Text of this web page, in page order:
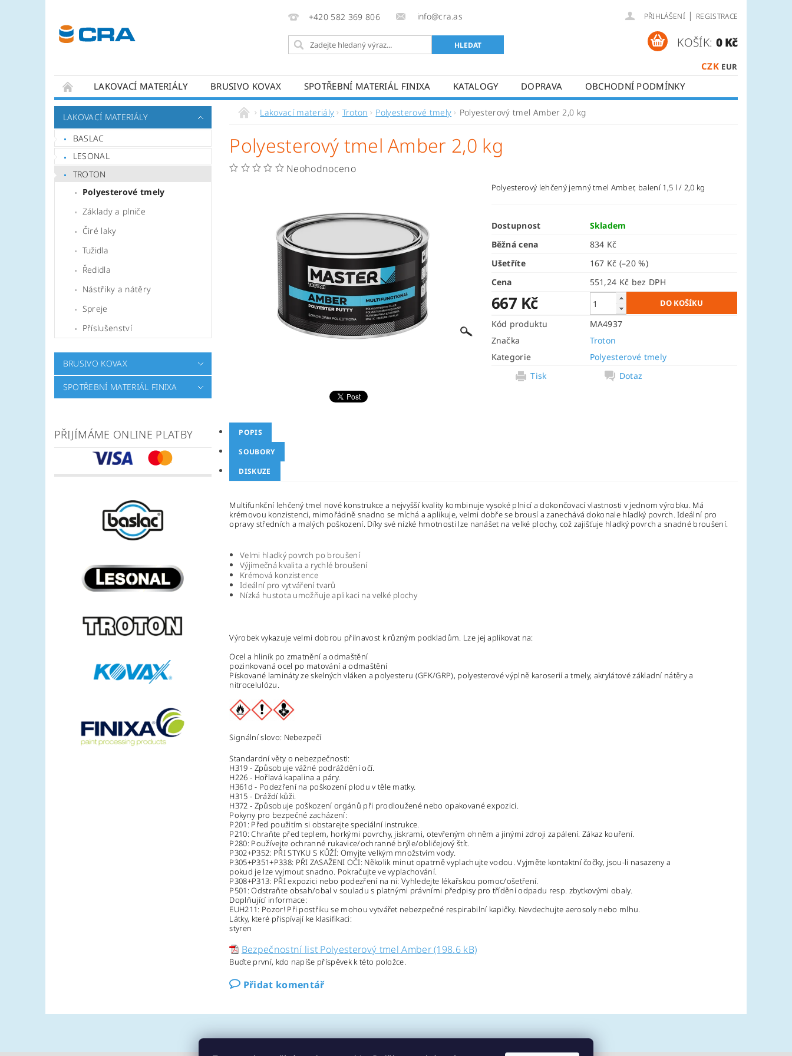
+420 582 369 806 info@cra.as PŘIHLÁŠENÍ | REGISTRACE
CZK EUR
KOŠÍK: 0 Kč
LAKOVACÍ MATERIÁLY BRUSIVO KOVAX SPOTŘEBNÍ MATERIÁL FINIXA KATALOGY DOPRAVA
OBCHODNÍ PODMÍNKY
KONTAKTY
LAKOVACÍ MATERIÁLY
BASLAC
LESONAL
TROTON
Polyesterové tmely
Základy a plniče
Čiré laky
Tužidla
Ředidla
Nástřiky a nátěry
Spreje
Příslušenství
BRUSIVO KOVAX
SPOTŘEBNÍ MATERIÁL FINIXA
PŘIJÍMÁME ONLINE PLATBY
Lakovací materiály Troton Polyesterové tmely Polyesterový tmel Amber 2,0 kg
Polyesterový tmel Amber 2,0 kg
Neohodnoceno
Polyesterový lehčený jemný tmel Amber, balení 1,5 l / 2,0 kg
Dostupnost
Skladem
Běžná cena
834 Kč
Ušetříte
167 Kč (–20 %)
Cena
551,24 Kč bez DPH
667 Kč
Kód produktu
MA4937
Značka
Troton
Kategorie
Polyesterové tmely
Tisk
Dotaz
POPIS
SOUBORY
DISKUZE
Multifunkční lehčený tmel nové konstrukce a nejvyšší kvality kombinuje vysoké plnicí a dokončovací vlastnosti v jednom výrobku. Má
krémovou konzistenci, mimořádně snadno se míchá a aplikuje, velmi dobře se brousí a zanechává dokonale hladký povrch. Ideální pro
opravy středních a malých poškození. Díky své nízké hmotnosti lze nanášet na velké plochy, což zajišťuje hladký povrch a snadné broušení.
Velmi hladký povrch po broušení
Výjimečná kvalita a rychlé broušení
Krémová konzistence
Ideální pro vytváření tvarů
Nízká hustota umožňuje aplikaci na velké plochy
Výrobek vykazuje velmi dobrou přilnavost k různým podkladům. Lze jej aplikovat na:
Ocel a hliník po zmatnění a odmaštění
pozinkovaná ocel po matování a odmaštění
Pískované lamináty ze skelných vláken a polyesteru (GFK/GRP), polyesterové výplně karoserií a tmely, akrylátové základní nátěry a
nitrocelulózu.
Signální slovo: Nebezpečí
Standardní věty o nebezpečnosti:
H319 - Způsobuje vážné podráždění očí.
H226 - Hořlavá kapalina a páry.
H361d - Podezření na poškození plodu v těle matky.
H315 - Dráždí kůži.
H372 - Způsobuje poškození orgánů při prodloužené nebo opakované expozici.
Pokyny pro bezpečné zacházení:
P201: Před použitím si obstarejte speciální instrukce.
P210: Chraňte před teplem, horkými povrchy, jiskrami, otevřeným ohněm a jinými zdroji zapálení. Zákaz kouření.
P280: Používejte ochranné rukavice/ochranné brýle/obličejový štít.
P302+P352: PŘI STYKU S KŮŽÍ: Omyjte velkým množstvím vody.
P305+P351+P338: PŘI ZASAŽENI OČI: Několik minut opatrně vyplachujte vodou. Vyjměte kontaktní čočky, jsou-li nasazeny a
pokud je lze vyjmout snadno. Pokračujte ve vyplachování.
P308+P313: PŘI expozici nebo podezření na ni: Vyhledejte lékařskou pomoc/ošetření.
P501: Odstraňte obsah/obal v souladu s platnými právními předpisy pro třídění odpadu resp. zbytkovými obaly.
Doplňující informace:
EUH211: Pozor! Při postřiku se mohou vytvářet nebezpečné respirabilní kapičky. Nevdechujte aerosoly nebo mlhu.
Látky, které přispívají ke klasifikaci:
styren
Bezpečnostní list Polyesterový tmel Amber (198.6 kB)
Buďte první, kdo napíše příspěvek k této položce.
Přidat komentář